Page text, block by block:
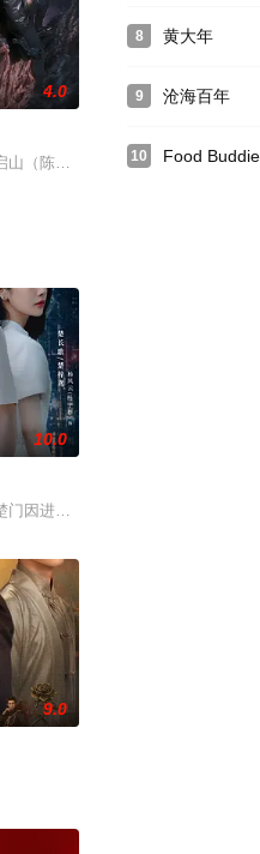
知晓民族大义，保护大宋国祚延续
年前的她被他从死人堆里救出来
。陆泽突破仙帝后下界寻她，找
4.0
山（陈伟霆 饰）与吴老狗（曾舜晞
从商，殚精竭虑，创办了中国第一
钞货币。根据党中央指示，高景
10.0
门因进贡的“十二生肖”离奇流血炸
琳苦练口语并争取到了英文朗诵剧
统刑侦手段，接连破获数起重案
完成复仇的受害者；临终前与遗
9.0
8 黄大年
9 沧海百年
10 Food